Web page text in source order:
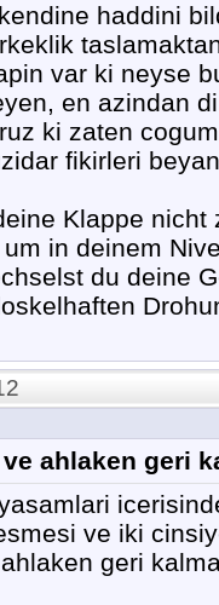
haddini
var ki neyse
en azindan
ki zaten
fikirleri
Klappe
in deinem
du deine
ahlaken geri
ve iki
geri